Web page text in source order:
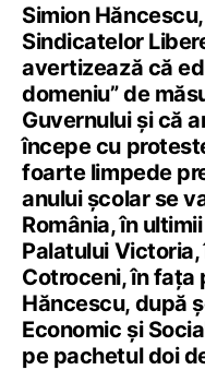
Simion
Sindicatelor
avertizează că
domeniu” de
Guvernului și că
începe cu
foarte limpede
anului școlar se
România, în
Palatului
Cotroceni, în fața
Hăncescu, după
Economic şi
pe pachetul doi